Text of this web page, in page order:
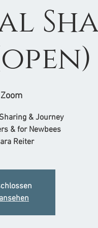
Zoom
& Journey
& for Newbees
Reiter